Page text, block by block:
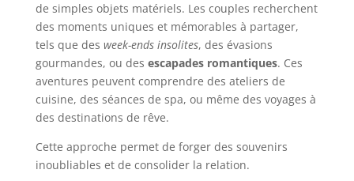
de simples objets matériels. Les couples recherchent
des moments uniques et mémorables à partager,
tels que des week-ends insolites, des évasions
gourmandes, ou des escapades romantiques. Ces
aventures peuvent comprendre des ateliers de
cuisine, des séances de spa, ou même des voyages à
des destinations de rêve.
Cette approche permet de forger des souvenirs
inoubliables et de consolider la relation.